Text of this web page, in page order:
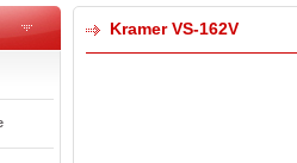
Kramer VS-162V